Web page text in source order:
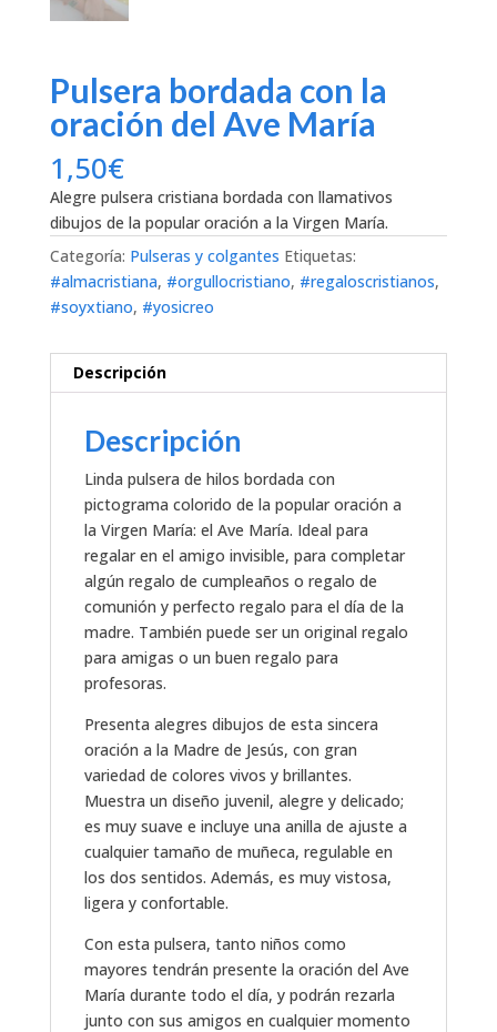
Pulsera bordada con la
oración del Ave María
1,50€
Alegre pulsera cristiana bordada con llamativos
dibujos de la popular oración a la Virgen María.
Categoría: Pulseras y colgantes Etiquetas:
#almacristiana, #orgullocristiano, #regaloscristianos,
#soyxtiano, #yosicreo
Descripción
Descripción
Linda pulsera de hilos bordada con
pictograma colorido de la popular oración a
la Virgen María: el Ave María. Ideal para
regalar en el amigo invisible, para completar
algún regalo de cumpleaños o regalo de
comunión y perfecto regalo para el día de la
madre. También puede ser un original regalo
para amigas o un buen regalo para
profesoras.
Presenta alegres dibujos de esta sincera
oración a la Madre de Jesús, con gran
variedad de colores vivos y brillantes.
Muestra un diseño juvenil, alegre y delicado;
es muy suave e incluye una anilla de ajuste a
cualquier tamaño de muñeca, regulable en
los dos sentidos. Además, es muy vistosa,
ligera y confortable.
Con esta pulsera, tanto niños como
mayores tendrán presente la oración del Ave
María durante todo el día, y podrán rezarla
junto con sus amigos en cualquier momento